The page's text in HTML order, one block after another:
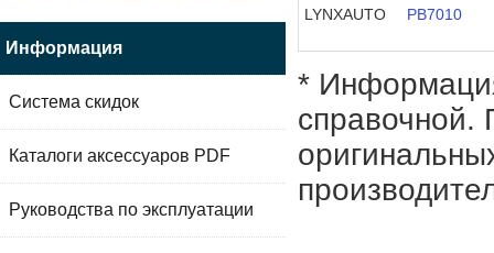
LYNXAUTO PB7010
*
справочной.
Информация
Система скидок
Каталоги аксессуаров PDF
Руководства по эксплуатации